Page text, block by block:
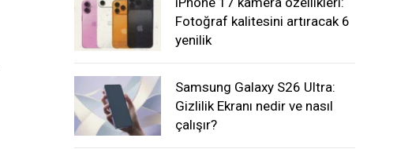
Fotoğraf kalitesini artıracak 6
yenilik
Samsung Galaxy S26 Ultra:
Gizlilik Ekranı nedir ve nasıl
çalışır?